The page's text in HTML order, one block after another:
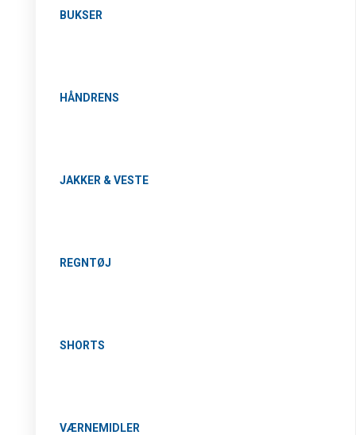
BUKSER
HÅNDRENS
JAKKER & VESTE
REGNTØJ
SHORTS
VÆRNEMIDLER